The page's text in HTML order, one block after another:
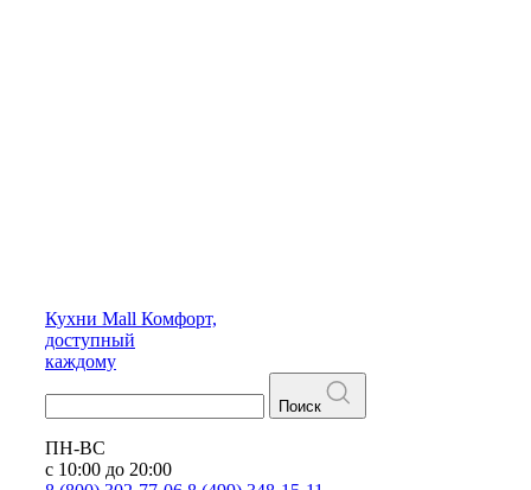
Кухни Mall Комфорт,
доступный
каждому
Поиск
ПН-ВС
с 10:00 до 20:00